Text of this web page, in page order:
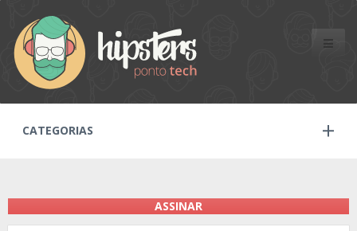
Toggle
CATEGORIAS
ASSINAR